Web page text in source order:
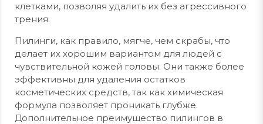
клетками, позволяя удалить их без агрессивного
трения.
Пилинги, как правило, мягче, чем скрабы, что
делает их хорошим вариантом для людей с
чувствительной кожей головы. Они также более
эффективны для удаления остатков
косметических средств, так как химическая
формула позволяет проникать глубже.
Дополнительное преимущество пилингов в